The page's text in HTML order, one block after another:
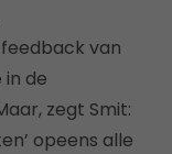
van
de
zegt Smit:
opeens alle